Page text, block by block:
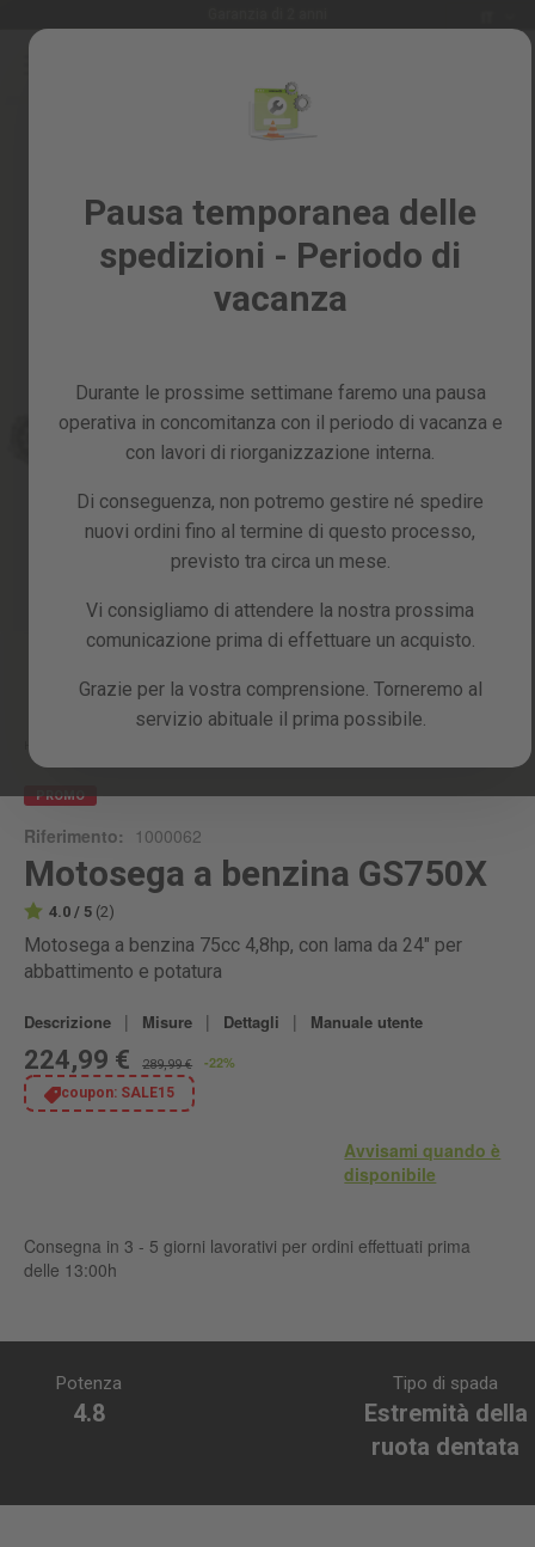
Pausa temporanea delle
spedizioni - Periodo di
vacanza
Durante le prossime settimane faremo una pausa
operativa in concomitanza con il periodo di vacanza e
con lavori di riorganizzazione interna.
Di conseguenza, non potremo gestire né spedire
nuovi ordini fino al termine di questo processo,
previsto tra circa un mese.
Vi consigliamo di attendere la nostra prossima
comunicazione prima di effettuare un acquisto.
Grazie per la vostra comprensione. Torneremo al
servizio abituale il prima possibile.
Salta
prodotti
Giardino
Ricambi
beginning
the
gallery
PROMO
Riferimento: 1000062
Motosega a benzina GS750X
4.0 / 5 (2)
Motosega a benzina 75cc 4,8hp, con lama da 24" per
abbattimento e potatura
Descrizione | Misure | Dettagli | Manuale utente
224,99 € 289,99 € -22%
coupon: SALE15
Avvisami quando è
disponibile
Consegna in 3 - 5 giorni lavorativi per ordini effettuati prima
delle 13:00h
4.8
Potenza
Estremità della
ruota dentata
Tipo di spada